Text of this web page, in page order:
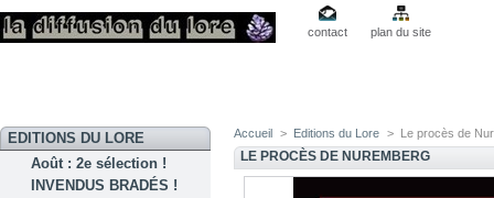
contact plan du site
EDITIONS DU LORE
Août : 2e sélection !
INVENDUS BRADÉS !
Accueil > Editions du Lore > Le procès de
LE PROCÈS DE NUREMBERG